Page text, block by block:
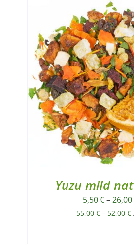
Yuzu mild
5,50€–26,00
55,00 €– 52,00 €